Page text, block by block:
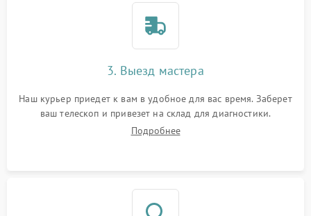
3. Выезд мастера
Наш курьер приедет к вам в удобное для вас время. Заберет
ваш телескоп и привезет на склад для диагностики.
Подробнее